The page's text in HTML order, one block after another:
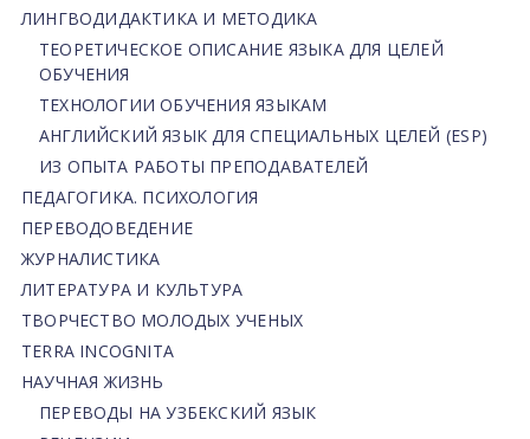
ЛИНГВОДИДАКТИКА И МЕТОДИКА
ТЕОРЕТИЧЕСКОЕ ОПИСАНИЕ ЯЗЫКА ДЛЯ ЦЕЛЕЙ
ОБУЧЕНИЯ
ТЕХНОЛОГИИ ОБУЧЕНИЯ ЯЗЫКАМ
АНГЛИЙСКИЙ ЯЗЫК ДЛЯ СПЕЦИАЛЬНЫХ ЦЕЛЕЙ (ESP)
ИЗ ОПЫТА РАБОТЫ ПРЕПОДАВАТЕЛЕЙ
ПЕДАГОГИКА. ПСИХОЛОГИЯ
ПЕРЕВОДОВЕДЕНИЕ
ЖУРНАЛИСТИКА
ЛИТЕРАТУРА И КУЛЬТУРА
ТВОРЧЕСТВО МОЛОДЫХ УЧЕНЫХ
TERRA INCOGNITA
НАУЧНАЯ ЖИЗНЬ
ПЕРЕВОДЫ НА УЗБЕКСКИЙ ЯЗЫК